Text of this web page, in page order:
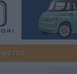
METEO